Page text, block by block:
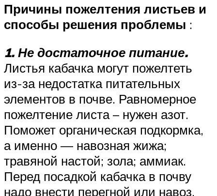
Причины пожелтения листьев и
способы решения проблемы :
1. Не достаточное питание.
Листья кабачка могут пожелтеть
из-за недостатка питательных
элементов в почве. Равномерное
пожелтение листа – нужен азот.
Поможет органическая подкормка,
а именно — навозная жижа;
травяной настой; зола; аммиак.
Перед посадкой кабачка в почву
надо внести перегной или навоз.